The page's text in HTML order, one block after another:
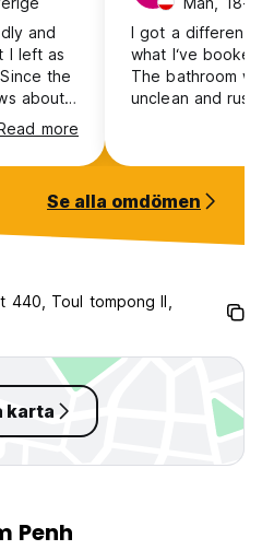
and
I left as
the
about
to domore
I got a different
what I‘ve
The bathroom
unclean and
super slippery!
bumped against
Se alla omdömen
440, Toul tompong II,
karta
Penh